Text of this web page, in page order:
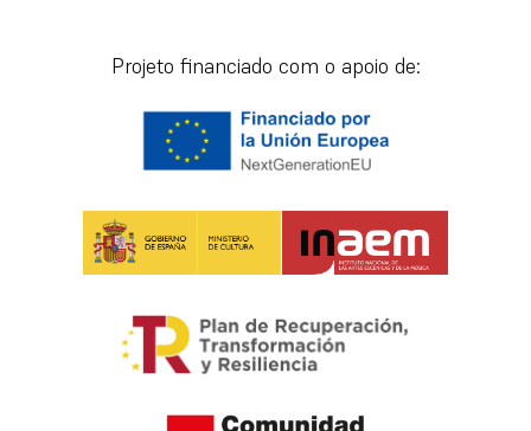
Projeto financiado com o apoio de: